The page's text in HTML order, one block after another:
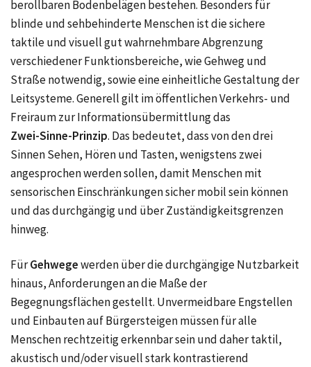
berollbaren Bodenbelägen bestehen. Besonders für
blinde und sehbehinderte Menschen ist die sichere
taktile und visuell gut wahrnehmbare Abgrenzung
verschiedener Funktionsbereiche, wie Gehweg und
Straße notwendig, sowie eine einheitliche Gestaltung der
Leitsysteme. Generell gilt im öffentlichen Verkehrs- und
Freiraum zur Informationsübermittlung das
Zwei-Sinne-Prinzip. Das bedeutet, dass von den drei
Sinnen Sehen, Hören und Tasten, wenigstens zwei
angesprochen werden sollen, damit Menschen mit
sensorischen Einschränkungen sicher mobil sein können
und das durchgängig und über Zuständigkeitsgrenzen
hinweg.
FürGehwegewerden über die durchgängige Nutzbarkeit
hinaus, Anforderungen an die Maße der
Begegnungsflächen gestellt. Unvermeidbare Engstellen
und Einbauten auf Bürgersteigen müssen für alle
Menschen rechtzeitig erkennbar sein und daher taktil,
akustisch und/oder visuell stark kontrastierend